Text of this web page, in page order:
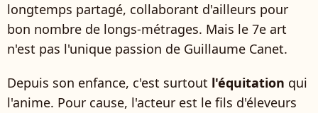
longtemps partagé, collaborant d'ailleurs pour
bon nombre de longs-métrages. Mais le 7e art
n'est pas l'unique passion de Guillaume Canet.
Depuis son enfance, c'est surtout l'équitation qui
l'anime. Pour cause, l'acteur est le fils d'éleveurs